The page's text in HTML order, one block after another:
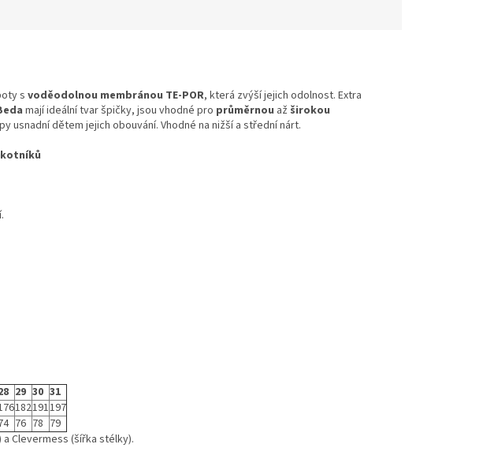
s voděodolnou membránou TE-POR, která zvýší jejich odolnost. Extra
mají ideální tvar špičky, jsou vhodné pro průměrnou až širokou
usnadní dětem jejich obouvání. Vhodné na nižší a střední nárt.
29 30 31
182191197
76 78 79
Clevermess (šířka stélky).